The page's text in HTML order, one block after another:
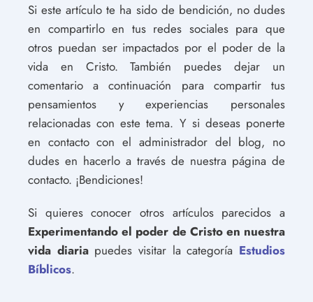
Si este artículo te ha sido de bendición, no dudes
en compartirlo en tus redes sociales para que
otros puedan ser impactados por el poder de la
vida en Cristo. También puedes dejar un
comentario a continuación para compartir tus
pensamientos y experiencias personales
relacionadas con este tema. Y si deseas ponerte
en contacto con el administrador del blog, no
dudes en hacerlo a través de nuestra página de
contacto. ¡Bendiciones!
Si quieres conocer otros artículos parecidos a
Experimentando el poder de Cristo en nuestra
vida diariapuedes visitar la categoría Estudios
Bíblicos.